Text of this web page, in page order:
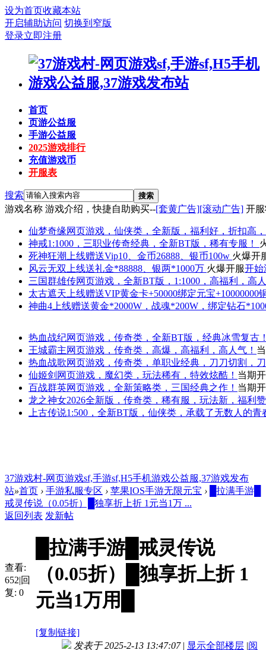
设为首页收藏本站
开启辅助访问 切换到窄版
登录立即注册
首页
页游公益服
手游公益服
2025游戏排行
充值游戏币
开服表
搜索 搜索
游戏名称 游戏介绍，快捷自助购买--[套黄广告][滚动广告] 开
仙梦奇缘网页游戏，仙侠类，全新版，福利好，折扣高
神戒1:1000，三职业传奇经典，全新BT版，稀有专服！
死神狂潮 上线赠送Vip10、金币26888、银币100w 火爆开
风云无双 上线送礼金*88888、银两*1000万 火爆开服开始
三国群雄传网页游戏，全新BT版，1:1000，高福利，高
太古遮天 上线赠送VIP黄金卡+50000绑定元宝+10000000
神曲4 上线赠送黄金*2000W，战魂*200W，绑定钻石
热血战纪网页游戏，传奇类，全新BT版，经典冰雪复古
王城霸主网页游戏，传奇类，高爆，高福利，高人气！
热血战歌网页游戏，传奇类，单职业经典，刀刀切割，
仙姬剑 网页游戏，魔幻类，玩法稀有，特效炫酷！ 当期
百战群英网页游戏，全新策略类，三国经典之作！ 当期
龙之神女2026全新版，传奇类，稀有服，玩法新，福利
上古传说1:500，全新BT版，仙侠类，承载了无数人的青
37游戏村-网页游戏sf,手游sf,H5手机游戏公益服,37游戏发布
站»首页 › 手游私服专区 › 苹果IOS手游无限元宝 ›
█拉满手游█
戒灵传说（0.05折）█独享折上折 1元当1万 ...
返回列表 发新帖
查看:
652|回
复: 0
█拉满手游█戒灵传说
（0.05折）█独享折上折 1
元当1万用█
[复制链接]
发表于 2025-2-13 13:47:07 | 显示全部楼层 |阅